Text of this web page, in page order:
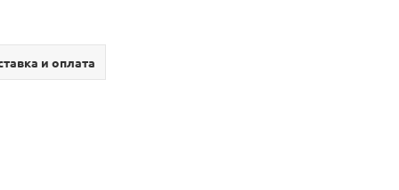
и оплата